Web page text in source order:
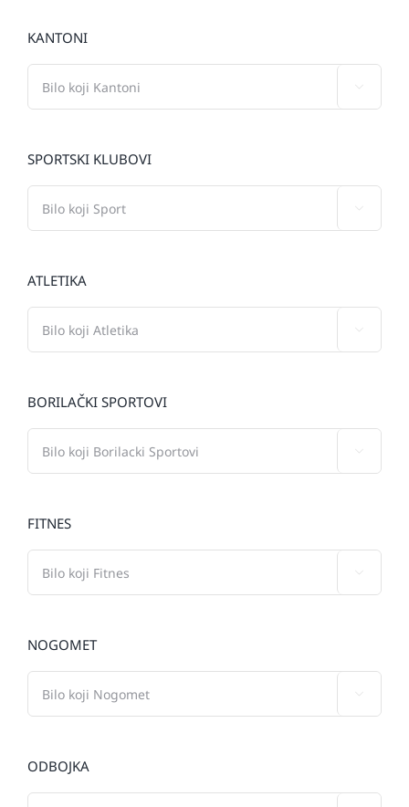
KANTONI
SPORTSKI KLUBOVI
ATLETIKA
BORILAČKI SPORTOVI
FITNES
NOGOMET
ODBOJKA